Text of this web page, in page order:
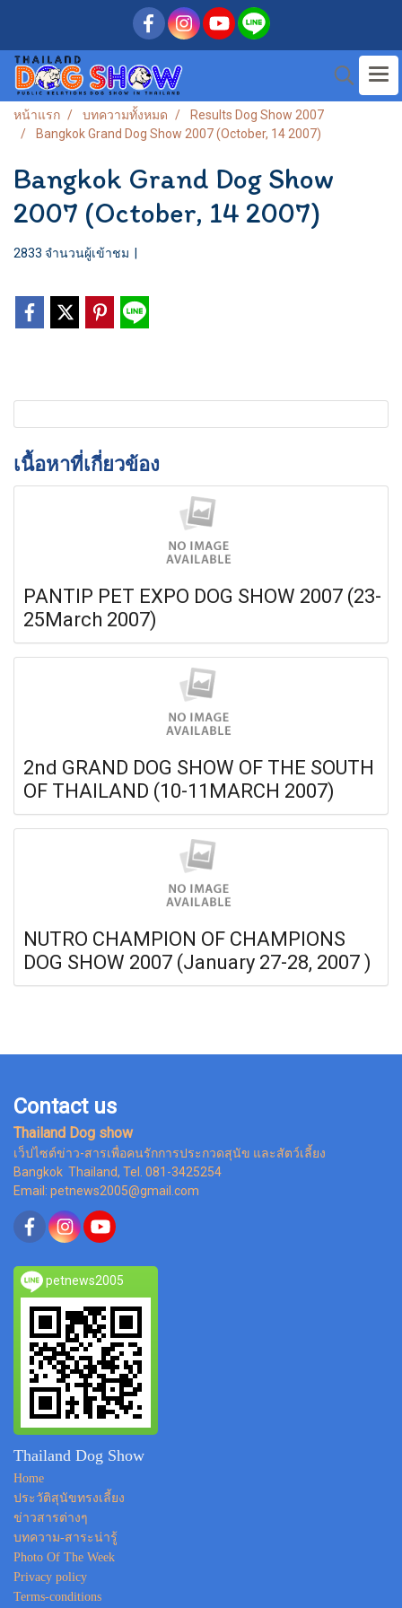
หน้าแรก บทความทั้งหมด
Results Dog Show 2007
Bangkok Grand Dog Show 2007 (October, 14 2007)
Bangkok Grand Dog Show
2007 (October, 14 2007)
2833 จำนวนผู้เข้าชม
เนื้อหาที่เกี่ยวข้อง
PANTIP PET EXPO DOG SHOW 2007 (23-
25March 2007)
2nd GRAND DOG SHOW OF THE SOUTH
OF THAILAND (10-11MARCH 2007)
NUTRO CHAMPION OF CHAMPIONS
DOG SHOW 2007 (January 27-28, 2007 )
Contact us
Thailand Dog show
เว็ปไซต์ข่าว-สารเพื่อคนรักการประกวดสุนัข และสัตว์เลี้ยง
Bangkok Thailand, Tel. 081-3425254
Email: petnews2005@gmail.com
petnews2005
Thailand Dog Show
Home
ประวัติสุนัขทรงเลี้ยง
ข่าวสารต่างๆ
บทความ-สาระน่ารู้
Photo Of The Week
Privacy policy
Terms-conditions